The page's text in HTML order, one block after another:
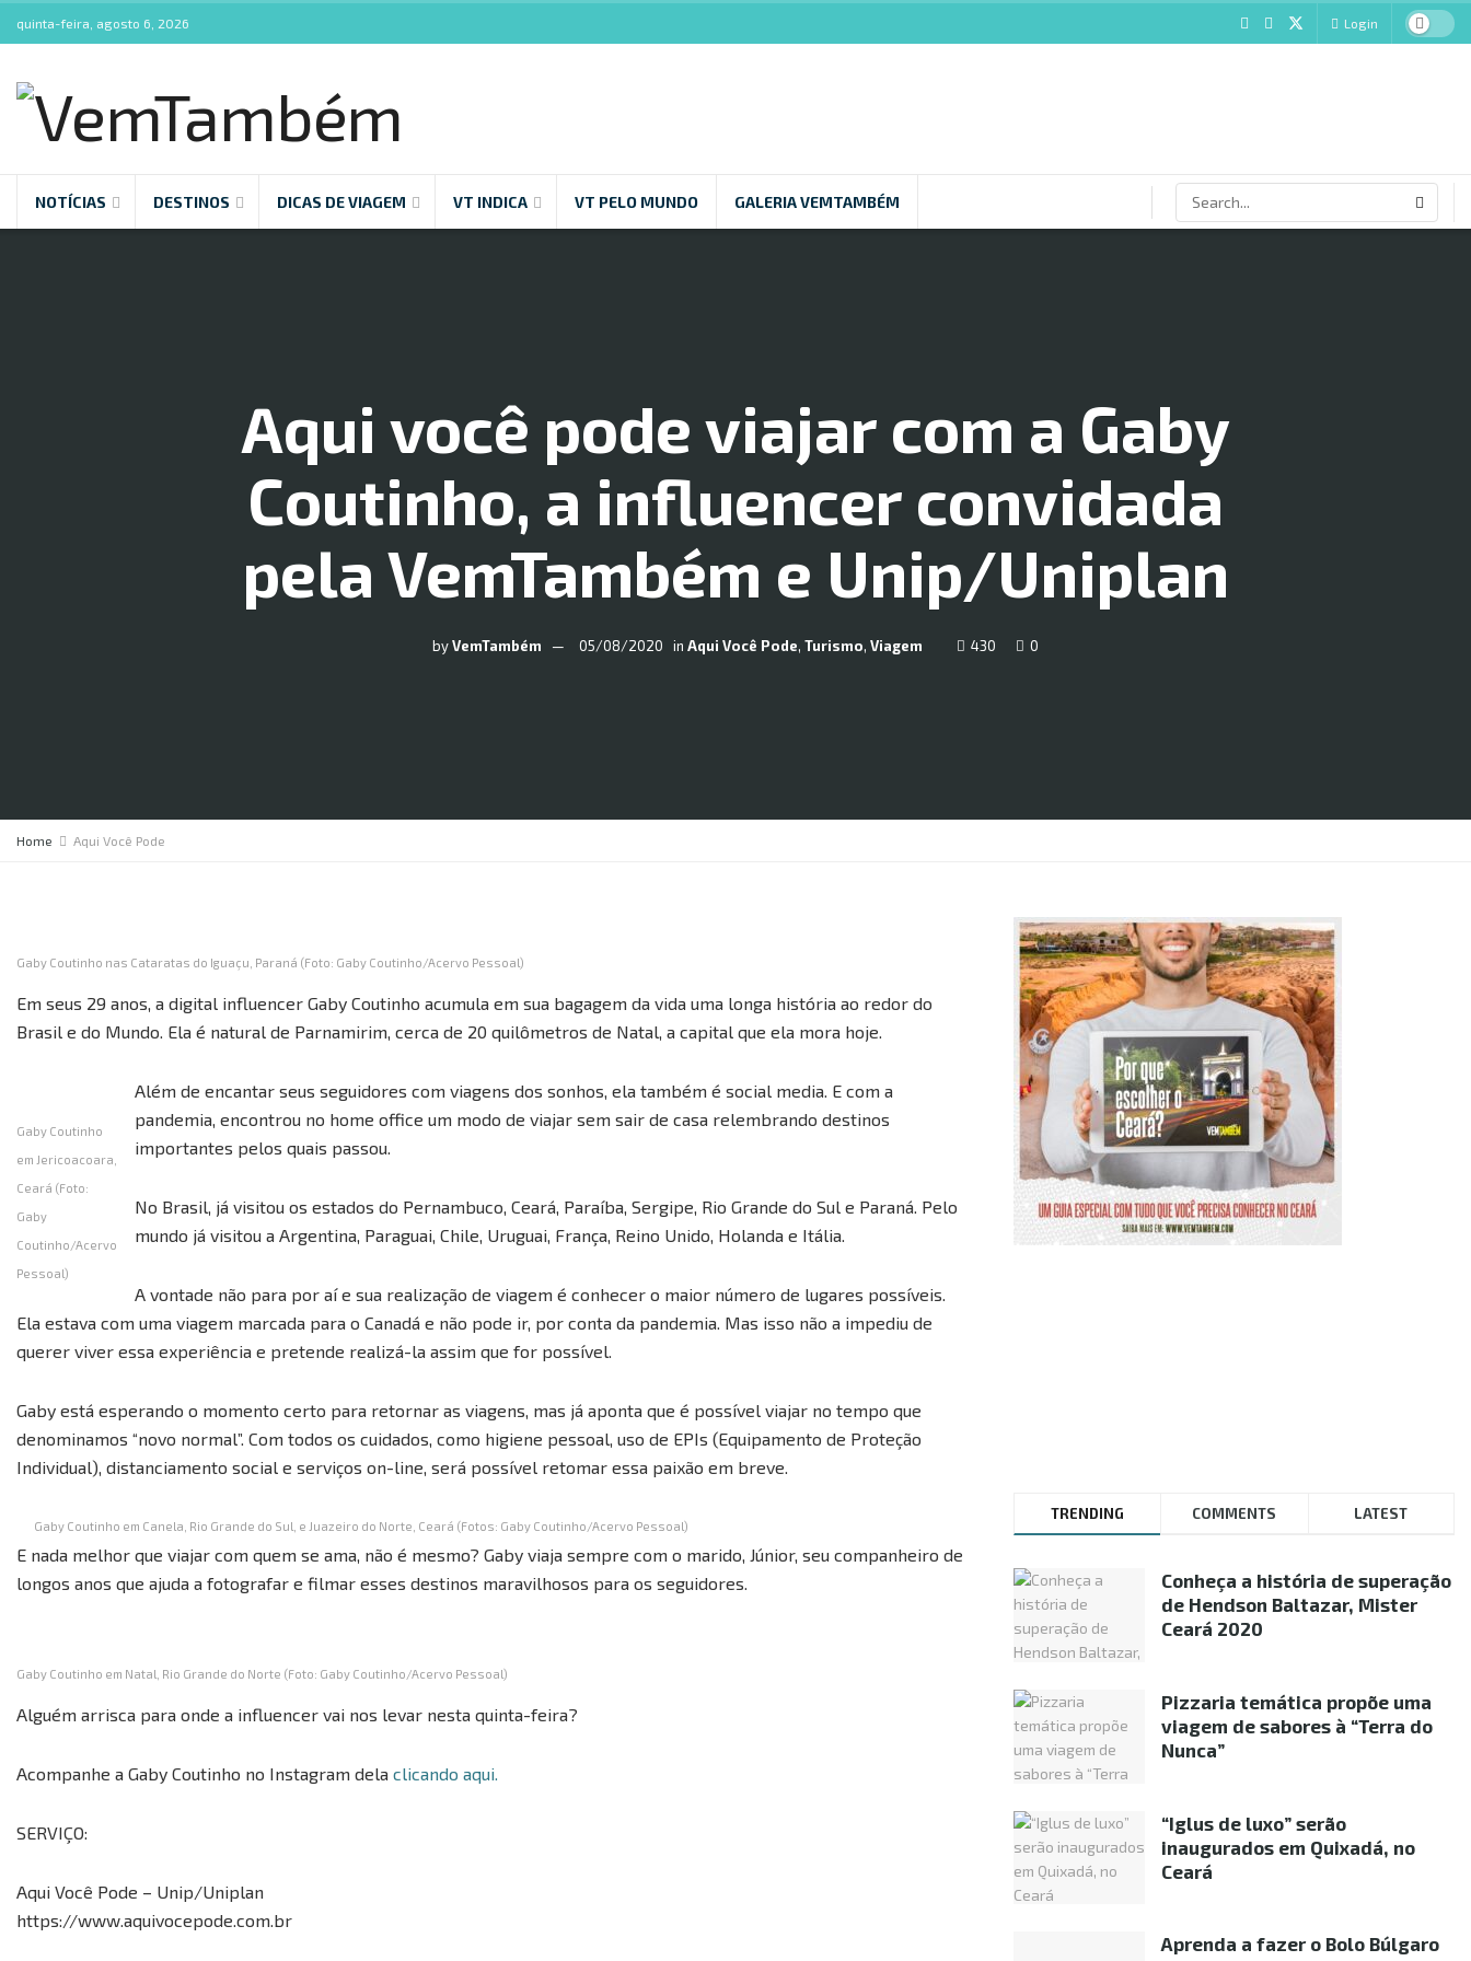
quinta-feira, agosto 6, 2026 Login
NOTÍCIAS DESTINOS DICAS DE VIAGEM VT INDICA VT PELO MUNDO GALERIA VEMTAMBÉM
Aqui você pode viajar com a Gaby
Coutinho, a influencer convidada
pela VemTambém e Unip/Uniplan
byVemTambém 05/08/2020 in Aqui Você Pode, Turismo, Viagem 430 0
Home Aqui Você Pode
Gaby Coutinho nas Cataratas do Iguaçu, Paraná (Foto: Gaby Coutinho/Acervo Pessoal)
Em seus 29 anos, a digital influencer Gaby Coutinho acumula em sua bagagem da vida uma longa história ao redor do
Brasil e do Mundo. Ela é natural de Parnamirim, cerca de 20 quilômetros de Natal, a capital que ela mora hoje.
Gaby Coutinho
em Jericoacoara,
Ceará (Foto:
Gaby
Coutinho/Acervo
Pessoal)
Além de encantar seus seguidores com viagens dos sonhos, ela também é social media. E com a
pandemia, encontrou no home office um modo de viajar sem sair de casa relembrando destinos
importantes pelos quais passou.
No Brasil, já visitou os estados do Pernambuco, Ceará, Paraíba, Sergipe, Rio Grande do Sul e Paraná. Pelo
mundo já visitou a Argentina, Paraguai, Chile, Uruguai, França, Reino Unido, Holanda e Itália.
A vontade não para por aí e sua realização de viagem é conhecer o maior número de lugares possíveis.
Ela estava com uma viagem marcada para o Canadá e não pode ir, por conta da pandemia. Mas isso não a impediu de
querer viver essa experiência e pretende realizá-la assim que for possível.
Gaby está esperando o momento certo para retornar as viagens, mas já aponta que é possível viajar no tempo que
denominamos “novo normal”. Com todos os cuidados, como higiene pessoal, uso de EPIs (Equipamento de Proteção
Individual), distanciamento social e serviços on-line, será possível retomar essa paixão em breve.
Gaby Coutinho em Canela, Rio Grande do Sul, e Juazeiro do Norte, Ceará (Fotos: Gaby Coutinho/Acervo Pessoal)
E nada melhor que viajar com quem se ama, não é mesmo? Gaby viaja sempre com o marido, Júnior, seu companheiro de
longos anos que ajuda a fotografar e filmar esses destinos maravilhosos para os seguidores.
Gaby Coutinho em Natal, Rio Grande do Norte (Foto: Gaby Coutinho/Acervo Pessoal)
Alguém arrisca para onde a influencer vai nos levar nesta quinta-feira?
Acompanhe a Gaby Coutinho no Instagram dela clicando aqui.
SERVIÇO:
Aqui Você Pode – Unip/Uniplan
https://www.aquivocepode.com.br
TRENDING COMMENTS LATEST
Conheça a história de superação
de Hendson Baltazar, Mister
Ceará 2020
Pizzaria temática propõe uma
viagem de sabores à “Terra do
Nunca”
“Iglus de luxo” serão
inaugurados em Quixadá, no
Ceará
Aprenda a fazer o Bolo Búlgaro